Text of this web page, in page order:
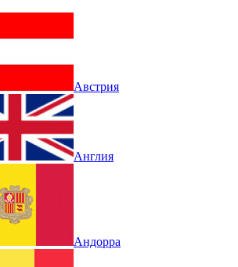
Австрия
Англия
Андорра